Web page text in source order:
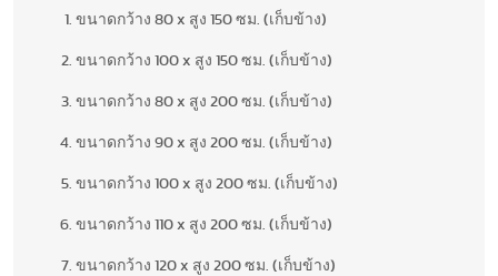
ขนาดกว้าง 80 x สูง 150 ซม. (เก็บข้าง)
ขนาดกว้าง 100 x สูง 150 ซม. (เก็บข้าง)
ขนาดกว้าง 80 x สูง 200 ซม. (เก็บข้าง)
ขนาดกว้าง 90 x สูง 200 ซม. (เก็บข้าง)
ขนาดกว้าง 100 x สูง 200 ซม. (เก็บข้าง)
ขนาดกว้าง 110 x สูง 200 ซม. (เก็บข้าง)
ขนาดกว้าง 120 x สูง 200 ซม. (เก็บข้าง)